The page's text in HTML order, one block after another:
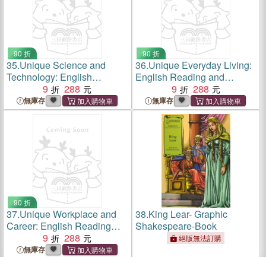
90 折
35.Unique Science and
Technology: English
Reading and Vocabulary (附
MP3一片)
9 288
無庫存
90 折
36.Unique Everyday Living:
English Reading and
Vocabulary (附MP3一片)
9 288
無庫存
90 折
37.Unique Workplace and
Career: English Reading
and Vocabulary (附MP3一
片)
9 288
無庫存
38.King Lear- Graphic
Shakespeare-Book
絕版無法訂購